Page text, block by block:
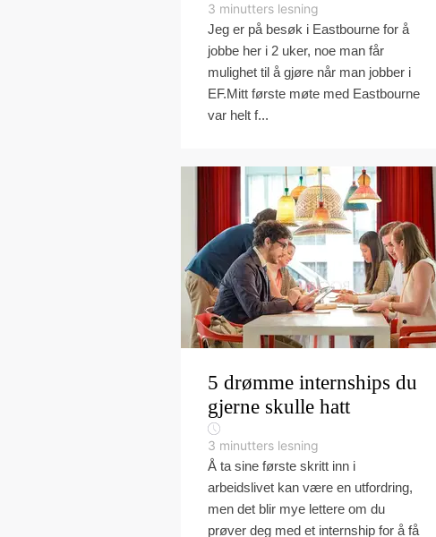
3 minutters lesning
Jeg er på besøk i Eastbourne for å
jobbe her i 2 uker, noe man får
mulighet til å gjøre når man jobber i
EF.Mitt første møte med Eastbourne
var helt f...
5 drømme internships du
gjerne skulle hatt
3 minutters lesning
Å ta sine første skritt inn i
arbeidslivet kan være en utfordring,
men det blir mye lettere om du
prøver deg med et internship for å få